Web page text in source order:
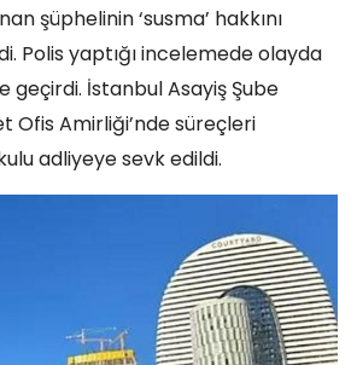
şüphelinin ‘susma’ hakkını
Polis yaptığı incelemede olayda
geçirdi. İstanbul Asayiş Şube
Ofis Amirliği’nde süreçleri
adliyeye sevk edildi.